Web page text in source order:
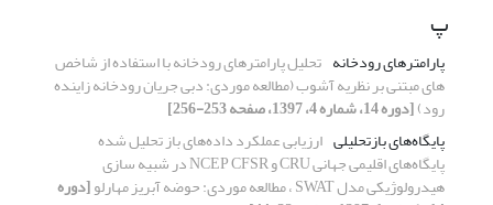
پ
پارامترهای رودخانه تحلیل پارامترهای رودخانه با استفاده از شاخص
های مبتنی بر نظریه آشوب (مطالعه موردی: دبی جریان رودخانه زاینده
رود)[دوره 14، شماره 4، 1397، صفحه 253-256]
پایگاه‌های بازتحلیلی ارزیابی عملکرد داده‌های باز تحلیل شده
پایگاه‌های اقلیمی جهانی CRU و NCEP CFSR در شبیه سازی‌
هیدرولوژیکی مدل SWAT ، مطالعه موردی: حوضه آبریز مهارلو [دوره